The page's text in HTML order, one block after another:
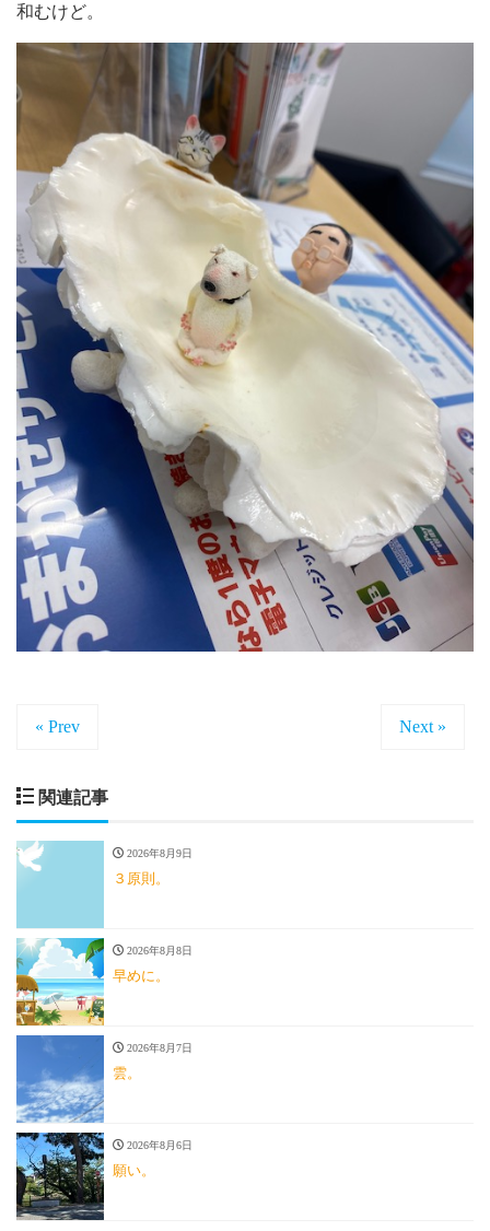
和むけど。
« Prev Next »
関連記事
2026年8月9日
３原則。
2026年8月8日
早めに。
2026年8月7日
雲。
2026年8月6日
願い。